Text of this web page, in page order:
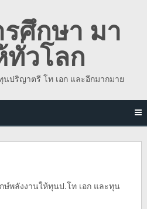
ศึกษา มา
วโลก
ปริญาตรี โท เอก และอีกมากมาย
ษ์พลังงานให้ทุนป.โท เอก และทุน